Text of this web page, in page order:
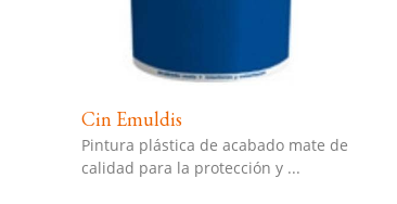
Cin Emuldis
Pintura plástica de acabado mate de
calidad para la protección y ...